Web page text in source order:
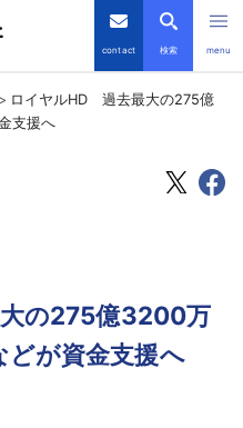
contact 検索 menu
業情報
ロイヤルHD 過去最大の275億
支援へ
の275億3200万
どが資金支援へ